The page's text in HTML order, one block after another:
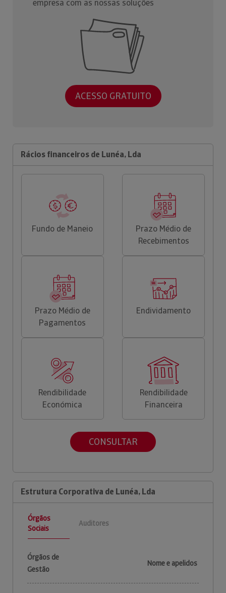
empresa com as nossas soluções
ACESSO GRATUITO
Rácios financeiros de Lunéa, Lda
Fundo de Maneio
Prazo Médio de
Recebimentos
Prazo Médio de
Pagamentos
Endividamento
Rendibilidade
Económica
Rendibilidade
Financeira
CONSULTAR
Estrutura Corporativa de Lunéa, Lda
Órgãos
Sociais
Auditores
Órgãos de
Gestão
Nome e apelidos